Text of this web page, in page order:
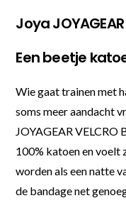
Joya JOYAGEAR
Een beetje
Wie gaat trainen met
soms meer aandacht
JOYAGEAR VELCRO
100% katoen en voelt
worden als een natte
de bandage net